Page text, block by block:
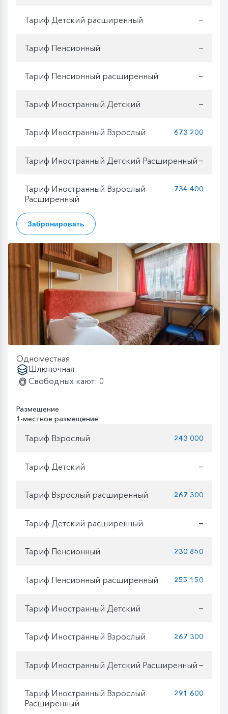
Тариф Детский расширенный —
Тариф Пенсионный —
Тариф Пенсионный расширенный —
Тариф Иностранный Детский —
Тариф Иностранный Взрослый 673 200
Тариф Иностранный Детский Расширенный —
Тариф Иностранный Взрослый
Расширенный
734 400
Забронировать
Одноместная
Шлюпочная
Свободных кают: 0
Размещение
1-местное размещение
Тариф Взрослый 243 000
Тариф Детский —
Тариф Взрослый расширенный 267 300
Тариф Детский расширенный —
Тариф Пенсионный 230 850
Тариф Пенсионный расширенный 255 150
Тариф Иностранный Детский —
Тариф Иностранный Взрослый 267 300
Тариф Иностранный Детский Расширенный —
Тариф Иностранный Взрослый
Расширенный
291 600